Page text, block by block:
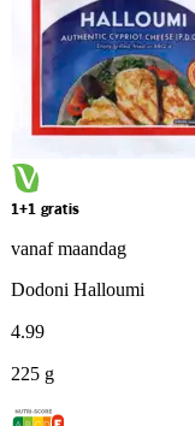
1+1 gratis
vanaf maandag
Dodoni Halloumi
4.99
225 g